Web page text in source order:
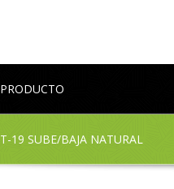
PRODUCTO
T-19 SUBE/BAJA NATURAL